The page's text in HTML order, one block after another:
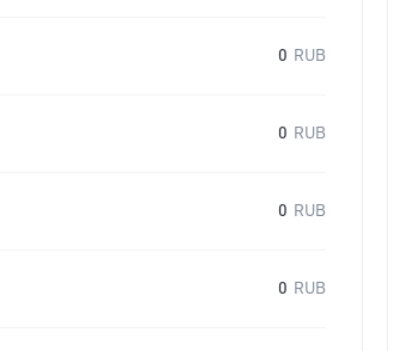
0 RUB
0 RUB
0 RUB
0 RUB